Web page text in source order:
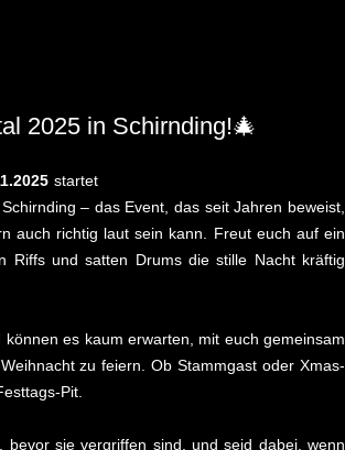
2025 in Schirnding!🎄
startet
– das Event, das seit Jahren beweist,
auch richtig laut sein kann. Freut euch auf ein
Riffs und satten Drums die stille Nacht kräftig
es kaum erwarten, mit euch gemeinsam
zu feiern. Ob Stammgast oder Xmas-
Pit.
sie vergriffen sind, und seid dabei, wenn